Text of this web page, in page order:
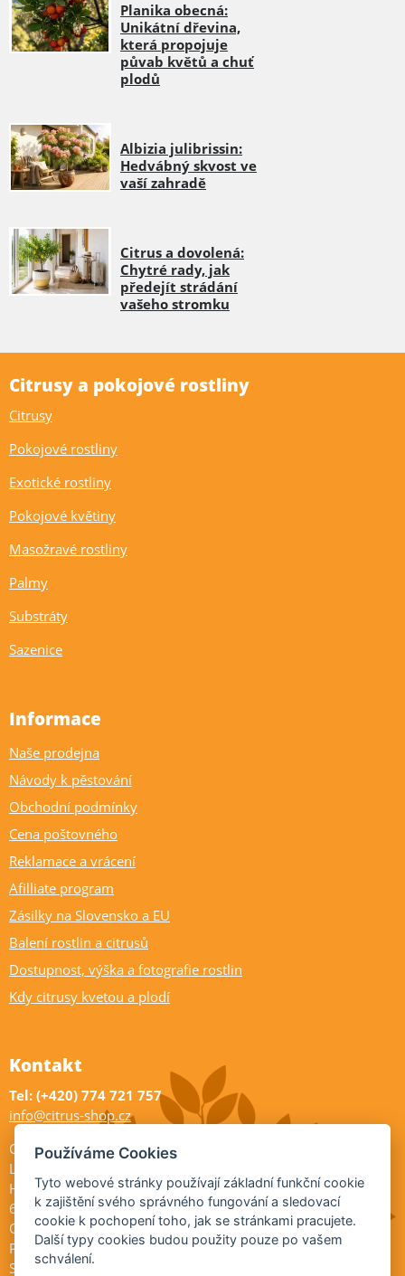
Planika obecná:
Unikátní dřevina,
která propojuje
půvab květů a chuť
plodů
Albizia julibrissin:
Hedvábný skvost ve
vaší zahradě
Citrus a dovolená:
Chytré rady, jak
předejít strádání
vašeho stromku
Citrusy a pokojové rostliny
Citrusy
Pokojové rostliny
Exotické rostliny
Pokojové květiny
Masožravé rostliny
Palmy
Substráty
Sazenice
Informace
Naše prodejna
Návody k pěstování
Obchodní podmínky
Cena poštovného
Reklamace a vrácení
Afilliate program
Zásilky na Slovensko a EU
Balení rostlin a citrusů
Dostupnost, výška a fotografie rostlin
Kdy citrusy kvetou a plodí
Kontakt
Tel: (+420) 774 721 757
info@citrus-shop.cz
Citrus shop zahradnictví
Legionářů 2
Hodonín
695 01
Otevřeno:
Po-Pá 9-17
So 9-11:30
Používáme Cookies
Tyto webové stránky používají základní funkční cookie
k zajištění svého správného fungování a sledovací
cookie k pochopení toho, jak se stránkami pracujete.
Další typy cookies budou použity pouze po vašem
schválení.